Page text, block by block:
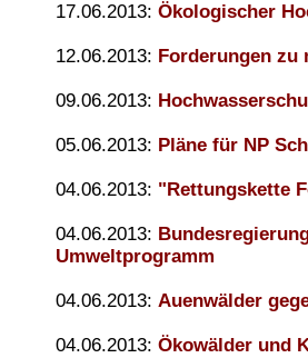
17.06.2013: Ökologischer
12.06.2013: Forderungen zu
09.06.2013:
05.06.2013: Pläne für NP
04.06.2013: "Rettungskette
04.06.2013:
Umweltprogramm
04.06.2013: Auenwälder
04.06.2013: Ökowälder und